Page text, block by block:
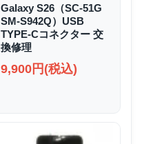
Galaxy S26（SC-51G
SM-S942Q）USB
TYPE-Cコネクター 交
換修理
9,900円(税込)